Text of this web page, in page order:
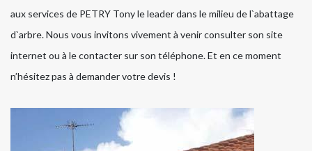
aux services de PETRY Tony le leader dans le milieu de l`abattage
d`arbre. Nous vous invitons vivement à venir consulter son site
internet ou à le contacter sur son téléphone. Et en ce moment
n’hésitez pas à demander votre devis !